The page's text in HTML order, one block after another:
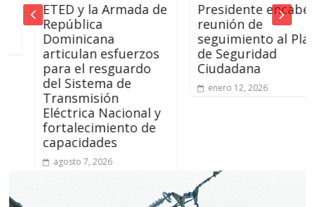
ETED y la Armada de
República
Dominicana
articulan esfuerzos
para el resguardo
del Sistema de
Transmisión
Eléctrica Nacional y
fortalecimiento de
capacidades
agosto 7, 2026
Presidente encabeza
reunión de
seguimiento al Plan
de Seguridad
Ciudadana
enero 12, 2026